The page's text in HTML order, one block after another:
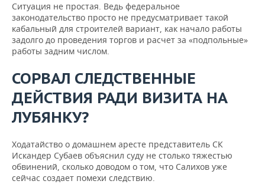
Ситуация не простая. Ведь федеральное
законодательство просто не предусматривает такой
кабальный для строителей вариант, как начало работы
задолго до проведения торгов и расчет за «подпольные»
работы задним числом.
СОРВАЛ СЛЕДСТВЕННЫЕ
ДЕЙСТВИЯ РАДИ ВИЗИТА НА
ЛУБЯНКУ?
Ходатайство о домашнем аресте представитель СК
Искандер Субаев объяснил суду не столько тяжестью
обвинений, сколько доводом о том, что Салихов уже
сейчас создает помехи следствию.